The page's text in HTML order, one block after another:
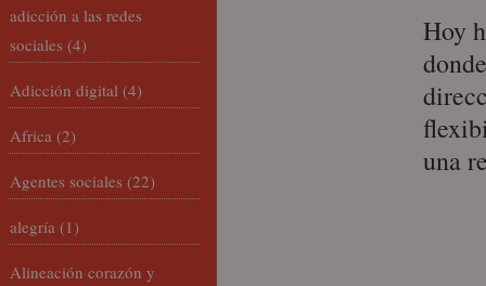
Hoy
una
adicción a las redes
sociales (4)
Adicción digital (4)
Africa (2)
Agentes sociales (22)
alegría (1)
Alineación corazón y